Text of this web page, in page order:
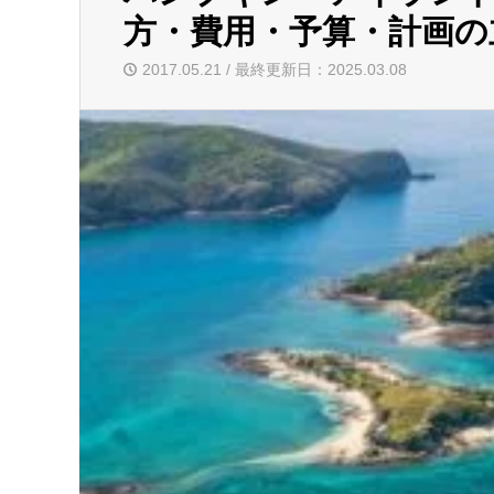
方・費用・予算・計画
2017.05.21 / 最終更新日：2025.03.08